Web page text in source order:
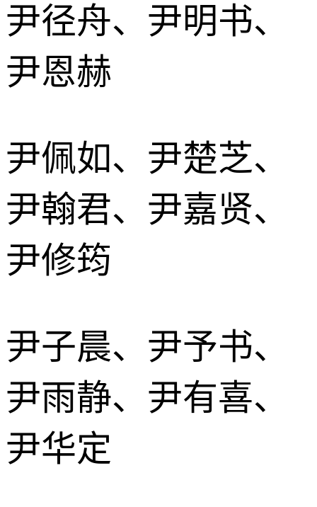
尹径舟、尹明书、
尹恩赫
尹佩如、尹楚芝、
尹翰君、尹嘉贤、
尹修筠
尹子晨、尹予书、
尹雨静、尹有喜、
尹华定